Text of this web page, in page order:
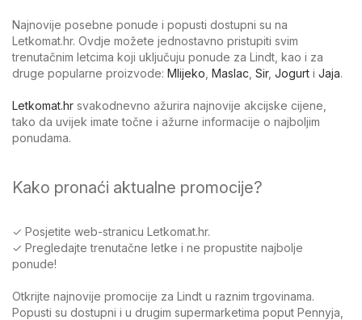
Najnovije posebne ponude i popusti dostupni su na
Letkomat.hr. Ovdje možete jednostavno pristupiti svim
trenutačnim letcima koji uključuju ponude za Lindt, kao i za
druge popularne proizvode: Mlijeko Maslac Sir, Jogurt i Jaja.
Letkomat.hr svakodnevno ažurira najnovije akcijske cijene,
tako da uvijek imate točne i ažurne informacije o najboljim
ponudama.
Kako pronaći aktualne promocije?
✓ Posjetite web-stranicu Letkomat.hr.
✓ Pregledajte trenutačne letke i ne propustite najbolje
ponude!
Otkrijte najnovije promocije za Lindt u raznim trgovinama.
Popusti su dostupni i u drugim supermarketima poput Pennyja,